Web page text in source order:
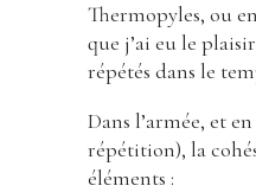
Thermopyles, ou
que j’ai eu le plaisir
répétés dans le
Dans l’armée, et
répétition), la
éléments :